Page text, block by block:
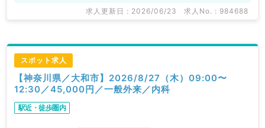
求人更新日 : 2026/06/23 求人No. : 984688
スポット求人
【神奈川県／大和市】2026/8/27（木）09:00〜
12:30／45,000円／一般外来／内科
駅近・徒歩圏内